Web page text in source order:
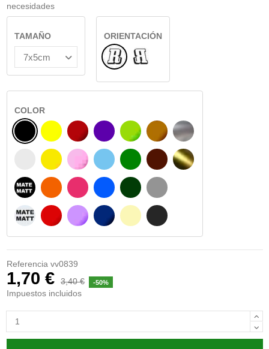
necesidades
TAMAÑO
ORIENTACIÓN
NormalReflejado
COLOR
NEGRO
BLANCO
NEGRO MATE
BLANCO MATE
AMARILLO
AMARILLO SENAL
NARANJA
ROJO
BURDEOS
ROSA
FUCSIA
LILA
MORADO
AZUL CIELO
AZUL
AZUL MARINO
VERDE CLARO
VERDE
VERDE OSCURO
BEIGE
AVELLANA
CHOCOLATE
GRIS
GRIS OSCURO
PLATA
ORO
Referencia vv0839
1,70 € 3,40 € -50%
Impuestos incluidos